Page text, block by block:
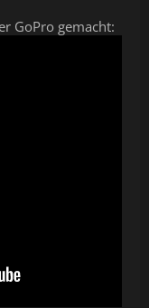
GoPro gemacht: